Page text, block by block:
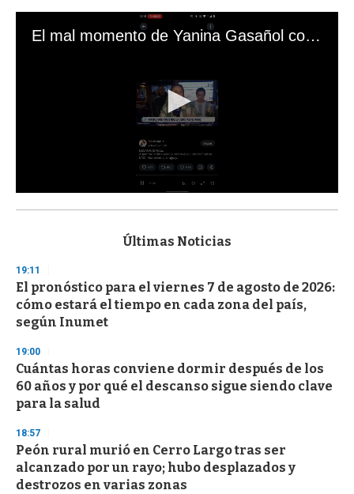
El mal momento de Yanina Gasañol con un hincha argentino en "Subrayado"
s
d
s
o
f
3
s
e
c
o
n
d
Últimas Noticias
19:11
El pronóstico para el viernes 7 de agosto de 2026:
cómo estará el tiempo en cada zona del país,
según Inumet
19:00
Cuántas horas conviene dormir después de los
60 años y por qué el descanso sigue siendo clave
para la salud
18:57
Peón rural murió en Cerro Largo tras ser
alcanzado por un rayo; hubo desplazados y
destrozos en varias zonas